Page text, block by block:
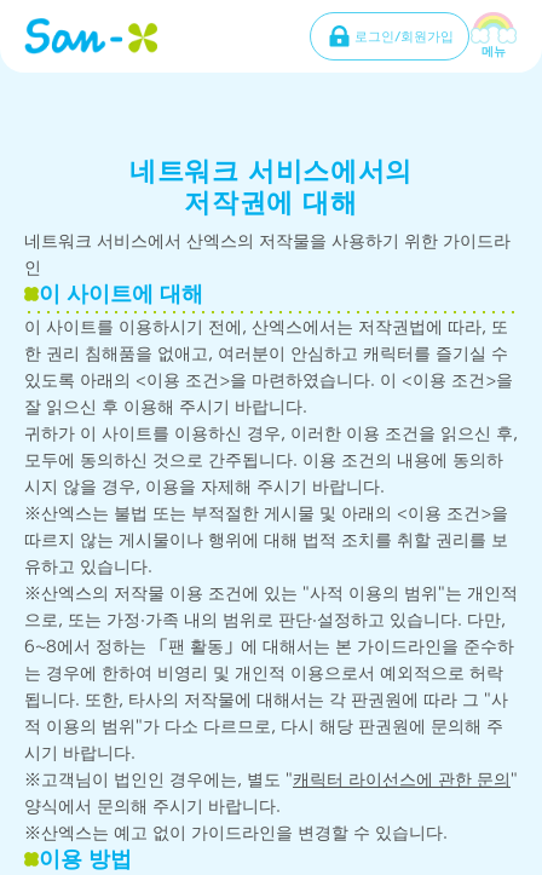
로그인/회원가입
메뉴
네트워크 서비스에서의
저작권에 대해
네트워크 서비스에서 산엑스의 저작물을 사용하기 위한 가이드라
인
이 사이트에 대해
이 사이트를 이용하시기 전에, 산엑스에서는 저작권법에 따라, 또
한 권리 침해품을 없애고, 여러분이 안심하고 캐릭터를 즐기실 수
있도록 아래의 <이용 조건>을 마련하였습니다. 이 <이용 조건>을
잘 읽으신 후 이용해 주시기 바랍니다.
귀하가 이 사이트를 이용하신 경우, 이러한 이용 조건을 읽으신 후,
모두에 동의하신 것으로 간주됩니다. 이용 조건의 내용에 동의하
시지 않을 경우, 이용을 자제해 주시기 바랍니다.
※산엑스는 불법 또는 부적절한 게시물 및 아래의 <이용 조건>을
따르지 않는 게시물이나 행위에 대해 법적 조치를 취할 권리를 보
유하고 있습니다.
※산엑스의 저작물 이용 조건에 있는 "사적 이용의 범위"는 개인적
으로, 또는 가정·가족 내의 범위로 판단·설정하고 있습니다. 다만,
6~8에서 정하는 「팬 활동」에 대해서는 본 가이드라인을 준수하
는 경우에 한하여 비영리 및 개인적 이용으로서 예외적으로 허락
됩니다. 또한, 타사의 저작물에 대해서는 각 판권원에 따라 그 "사
적 이용의 범위"가 다소 다르므로, 다시 해당 판권원에 문의해 주
시기 바랍니다.
※고객님이 법인인 경우에는, 별도 "캐릭터 라이선스에 관한 문의"
양식에서 문의해 주시기 바랍니다.
※산엑스는 예고 없이 가이드라인을 변경할 수 있습니다.
이용 방법